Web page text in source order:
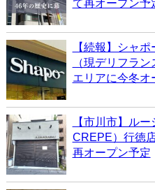
て再オープン予
【続報】シャ
（現デリフラ
エリアに今冬オ
【市川市】ル
CREPE）行徳
再オープン予定